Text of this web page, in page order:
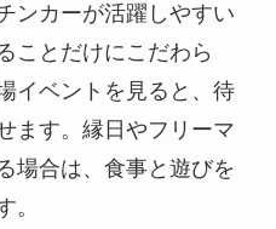
ンカーが活躍しやすい
ことだけにこだわら
イベントを見ると、待
ます。縁日やフリーマ
場合は、食事と遊びを
。